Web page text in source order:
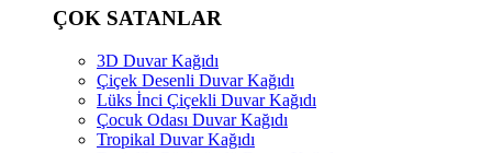
ÇOK SATANLAR
3D Duvar Kağıdı
Çiçek Desenli Duvar Kağıdı
Lüks İnci Çiçekli Duvar Kağıdı
Çocuk Odası Duvar Kağıdı
Tropikal Duvar Kağıdı